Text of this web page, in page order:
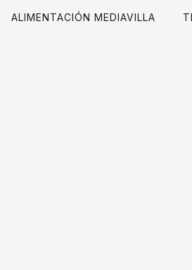
ALIMENTACIÓN MEDIAVILLA